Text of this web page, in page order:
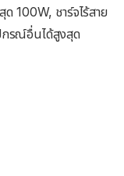
100W, ชาร์จไร้สาย
กรณ์อื่นได้สูงสุด